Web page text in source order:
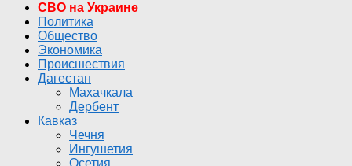
СВО на Украине
Политика
Общество
Экономика
Происшествия
Дагестан
Махачкала
Дербент
Кавказ
Чечня
Ингушетия
Осетия